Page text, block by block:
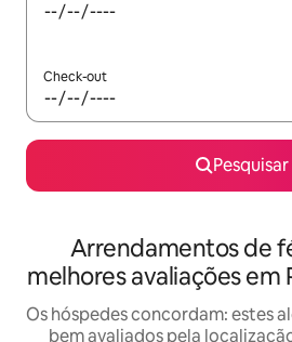
Check-out
Pesquisar
Arrendamentos de
melhores avaliações em
Os hóspedes concordam: estes
bem avaliados pela